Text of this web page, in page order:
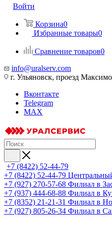
Войти
Корзина0
Избранные товары0
Сравнение товаров0
info@uralserv.com
г. Ульяновск, проезд
Вконтакте
Telegram
MAX
+7 (8422) 52-44-79
+7 (8422) 52-44-79
+7 (927) 270-57-68 Филиал в
+7 (937) 444-68-88 Филиал в
+7 (8352) 21-21-31 Филиал в
+7 (927) 805-26-34 Филиал в